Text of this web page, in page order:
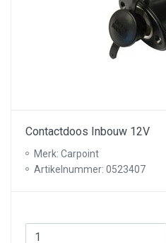
Contactdoos Inbouw 12V
Merk: Carpoint
Artikelnummer: 0523407